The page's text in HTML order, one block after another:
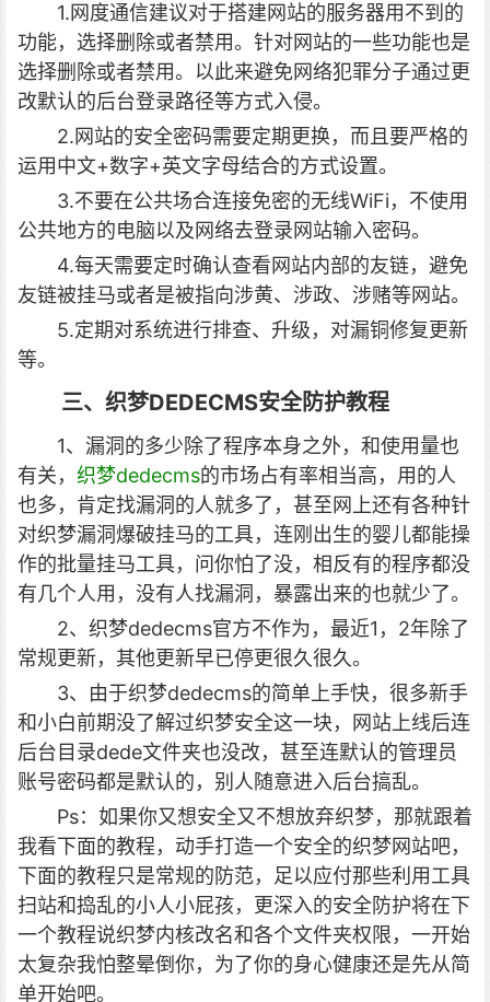
1.网度通信建议对于搭建网站的服务器用不到的
功能，选择删除或者禁用。针对网站的一些功能也是
选择删除或者禁用。以此来避免网络犯罪分子通过更
改默认的后台登录路径等方式入侵。
2.网站的安全密码需要定期更换，而且要严格的
运用中文+数字+英文字母结合的方式设置。
3.不要在公共场合连接免密的无线WiFi，不使用
公共地方的电脑以及网络去登录网站输入密码。
4.每天需要定时确认查看网站内部的友链，避免
友链被挂马或者是被指向涉黄、涉政、涉赌等网站。
5.定期对系统进行排查、升级，对漏铜修复更新
等。
三、织梦DEDECMS安全防护教程
1、漏洞的多少除了程序本身之外，和使用量也
有关， 织梦dedecms的市场占有率相当高，用的人
也多，肯定找漏洞的人就多了，甚至网上还有各种针
对织梦漏洞爆破挂马的工具，连刚出生的婴儿都能操
作的批量挂马工具，问你怕了没，相反有的程序都没
有几个人用，没有人找漏洞，暴露出来的也就少了。
2、织梦dedecms官方不作为，最近1，2年除了
常规更新，其他更新早已停更很久很久。
3、由于织梦dedecms的简单上手快，很多新手
和小白前期没了解过织梦安全这一块，网站上线后连
后台目录dede文件夹也没改，甚至连默认的管理员
账号密码都是默认的，别人随意进入后台搞乱。
Ps：如果你又想安全又不想放弃织梦，那就跟着
我看下面的教程，动手打造一个安全的织梦网站吧，
下面的教程只是常规的防范，足以应付那些利用工具
扫站和捣乱的小人小屁孩，更深入的安全防护将在下
一个教程说织梦内核改名和各个文件夹权限，一开始
太复杂我怕整晕倒你，为了你的身心健康还是先从简
单开始吧。